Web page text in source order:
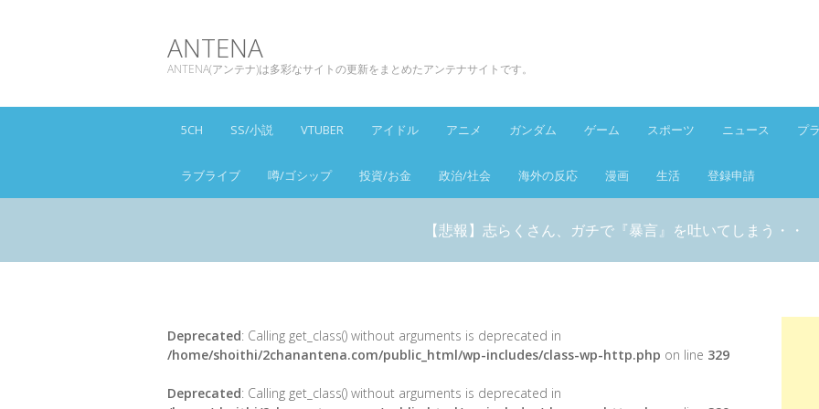
ANTENA
ANTENA(アンテナ)は多彩なサイトの更新をまとめたアンテナサイトです。
5CH SS/小説 VTUBER アイドル アニメ ガンダム ゲーム スポーツ ニュース プ
ラブライブ 噂/ゴシップ 投資/お金 政治/社会 海外の反応 漫画 生活 登録申請
【悲報】志らくさん、ガチで『暴言』を吐いてしまう・・
Deprecated: Calling get_class() without arguments is deprecated in
/home/shoithi/2chanantena.com/public_html/wp-includes/class-wp-http.php on line 329
Deprecated: Calling get_class() without arguments is deprecated in